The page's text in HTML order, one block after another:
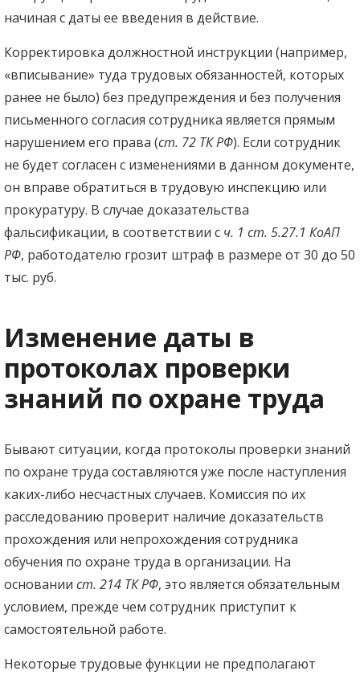
начиная с даты ее введения в действие.
Корректировка должностной инструкции (например,
«вписывание» туда трудовых обязанностей, которых
ранее не было) без предупреждения и без получения
письменного согласия сотрудника является прямым
нарушением его права (ст. 72 ТК РФ). Если сотрудник
не будет согласен с изменениями в данном документе,
он вправе обратиться в трудовую инспекцию или
прокуратуру. В случае доказательства
фальсификации, в соответствии с ч. 1 ст. 5.27.1 КоАП
РФ, работодателю грозит штраф в размере от 30 до 50
тыс. руб.
Изменение даты в
протоколах проверки
знаний по охране труда
Бывают ситуации, когда протоколы проверки знаний
по охране труда составляются уже после наступления
каких-либо несчастных случаев. Комиссия по их
расследованию проверит наличие доказательств
прохождения или непрохождения сотрудника
обучения по охране труда в организации. На
основании ст. 214 ТК РФ, это является обязательным
условием, прежде чем сотрудник приступит к
самостоятельной работе.
Некоторые трудовые функции не предполагают